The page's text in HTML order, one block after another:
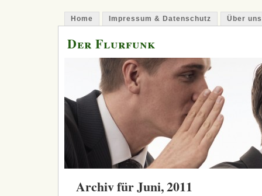
Home Impressum & Datenschutz Über uns
Der Flurfunk
Archiv für Juni, 2011